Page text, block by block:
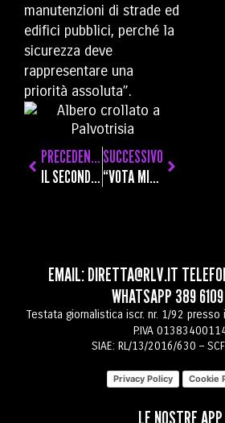
manutenzioni di strade ed
edifici pubblici, perché la
sicurezza deve
rappresentare una
priorità assoluta”.
PRECEDENTE
IL SECONDO PATTUGLIATORE D’ALTURA PER L’INDONESIA LASCIA LA SPEZIA, PRESTO LA SEGUIRÀ IL GARIBALDI
SUCCESSIVO
“VOTA MIA FIGLIA AL CONCORSO DI BALLO” E COSÌ I TRUFFATORI SI IMPOSSESSANO DEI PROFILI WHATSAPP
EMAIL:DIRETTA@RLV.IT
WHATSAPP 389
Testata giornalistica iscr. nr. 1/92 presso
P.IVA
SIAE: RL/13/2016/630 –
Privacy Policy Cookie
LE NOSTRE APP